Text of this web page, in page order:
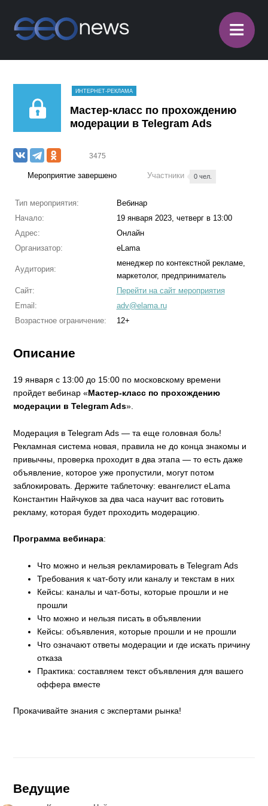
≡
ИНТЕРНЕТ-РЕКЛАМА
Мастер-класс по прохождению
модерации в Telegram Ads
3475
Мероприятие завершено Участники 0 чел.
Тип мероприятия:
Вебинар
Начало:
19 января 2023, четверг в 13:00
Адрес:
Онлайн
Организатор:
eLama
Аудитория:
менеджер по контекстной рекламе,
маркетолог, предприниматель
Сайт:
Перейти на сайт мероприятия
Email:
adv@elama.ru
Возрастное ограничение:
12+
Описание
19 января с 13:00 до 15:00 по московскому времени
пройдет вебинар «Мастер-класс по прохождению
модерации в Telegram Ads».
Модерация в Telegram Ads — та еще головная боль!
Рекламная система новая, правила не до конца знакомы и
привычны, проверка проходит в два этапа — то есть даже
объявление, которое уже пропустили, могут потом
заблокировать. Держите таблеточку: евангелист eLama
Константин Найчуков за два часа научит вас готовить
рекламу, которая будет проходить модерацию.
Программа вебинара:
Что можно и нельзя рекламировать в Telegram Ads
Требования к чат-боту или каналу и текстам в них
Кейсы: каналы и чат-боты, которые прошли и не
прошли
Что можно и нельзя писать в объявлении
Кейсы: объявления, которые прошли и не прошли
Что означают ответы модерации и где искать причину
отказа
Практика: составляем текст объявления для вашего
оффера вместе
Прокачивайте знания с экспертами рынка!
Ведущие